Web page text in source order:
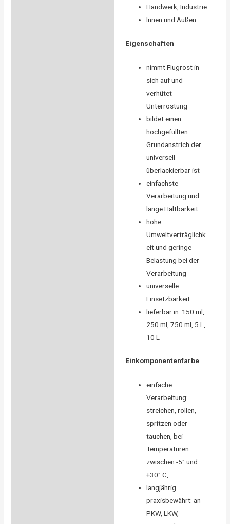
Handwerk, Industrie
Innen und Außen
Eigenschaften
nimmt Flugrost in
sich auf und
verhütet
Unterrostung
bildet einen
hochgefüllten
Grundanstrich der
universell
überlackierbar ist
einfachste
Verarbeitung und
lange Haltbarkeit
hohe
Umweltverträglichk
eit und geringe
Belastung bei der
Verarbeitung
universelle
Einsetzbarkeit
lieferbar in: 150 ml,
250 ml, 750 ml, 5 L,
10 L
Einkomponentenfarbe
einfache
Verarbeitung:
streichen, rollen,
spritzen oder
tauchen, bei
Temperaturen
zwischen -5° und
+30° C,
langjährig
praxisbewährt: an
PKW, LKW,